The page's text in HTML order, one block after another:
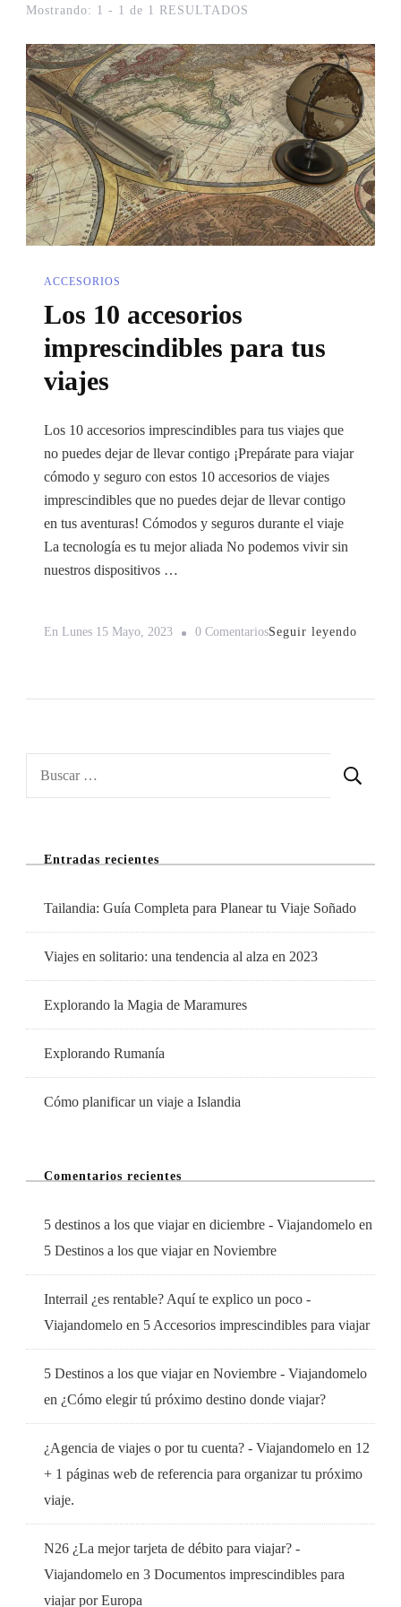
Mostrando: 1 - 1 de 1 RESULTADOS
ACCESORIOS
Los 10 accesorios
imprescindibles para tus
viajes
Los 10 accesorios imprescindibles para tus viajes que
no puedes dejar de llevar contigo ¡Prepárate para viajar
cómodo y seguro con estos 10 accesorios de viajes
imprescindibles que no puedes dejar de llevar contigo
en tus aventuras! Cómodos y seguros durante el viaje
La tecnología es tu mejor aliada No podemos vivir sin
nuestros dispositivos …
En Lunes 15 Mayo, 2023 0 ComentariosEn
Seguir leyendo
Entradas recientes
Tailandia: Guía Completa para Planear tu Viaje Soñado
Viajes en solitario: una tendencia al alza en 2023
Explorando la Magia de Maramures
Explorando Rumanía
Cómo planificar un viaje a Islandia
Comentarios recientes
5 destinos a los que viajar en diciembre - Viajandomelo en
5 Destinos a los que viajar en Noviembre
Interrail ¿es rentable? Aquí te explico un poco -
Viajandomelo en 5 Accesorios imprescindibles para viajar
5 Destinos a los que viajar en Noviembre - Viajandomelo
en ¿Cómo elegir tú próximo destino donde viajar?
¿Agencia de viajes o por tu cuenta? - Viajandomelo en 12
+ 1 páginas web de referencia para organizar tu próximo
viaje.
N26 ¿La mejor tarjeta de débito para viajar? -
Viajandomelo en 3 Documentos imprescindibles para
viajar por Europa